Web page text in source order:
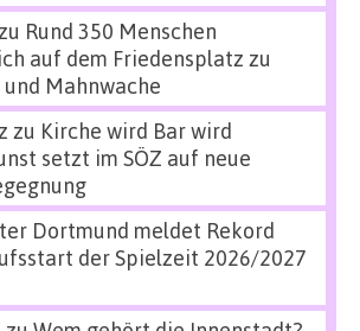
Rund 350 Menschen
auf dem Friedensplatz zu
Mahnwache
zu Kirche wird Bar wird
setzt im SÖZ auf neue
Dortmund meldet Rekord
der Spielzeit 2026/2027